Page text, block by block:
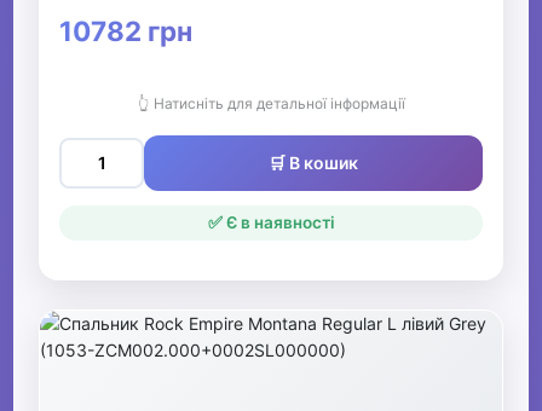
10782 грн
👆 Натисніть для детальної інформації
🛒 В кошик
✅ Є в наявності